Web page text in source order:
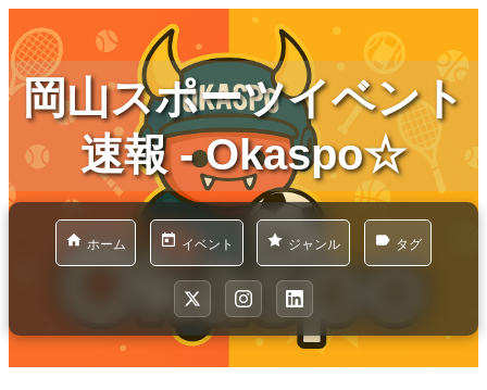
岡山スポーツイベント
速報 - Okaspo☆
ホーム イベント ジャンル タグ